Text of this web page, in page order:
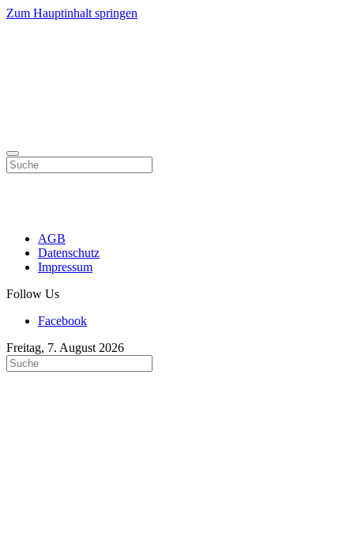
Zum Hauptinhalt springen
AGB
Datenschutz
Impressum
Follow Us
Facebook
Freitag, 7. August 2026